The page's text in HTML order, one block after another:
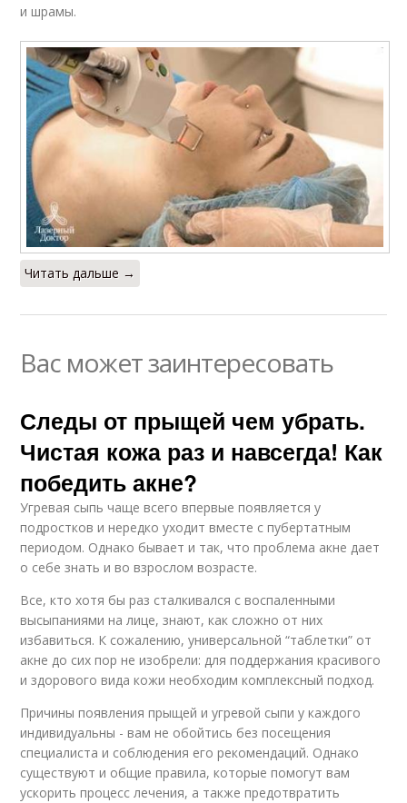
и шрамы.
Читать дальше →
Вас может заинтересовать
Следы от прыщей чем убрать.
Чистая кожа раз и навсегда! Как
победить акне?
Угревая сыпь чаще всего впервые появляется у
подростков и нередко уходит вместе с пубертатным
периодом. Однако бывает и так, что проблема акне дает
о себе знать и во взрослом возрасте.
Все, кто хотя бы раз сталкивался с воспаленными
высыпаниями на лице, знают, как сложно от них
избавиться. К сожалению, универсальной “таблетки” от
акне до сих пор не изобрели: для поддержания красивого
и здорового вида кожи необходим комплексный подход.
Причины появления прыщей и угревой сыпи у каждого
индивидуальны - вам не обойтись без посещения
специалиста и соблюдения его рекомендаций. Однако
существуют и общие правила, которые помогут вам
ускорить процесс лечения, а также предотвратить